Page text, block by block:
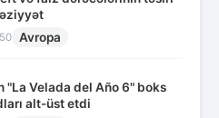
Avropa
"La Velada del Año 6" boks
alt-üst etdi